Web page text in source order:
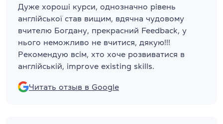
Дуже хороші курси, однозначно рівень
англійської став вищим, вдячна чудовому
вчителю Богдану, прекрасний Feedback, у
нього неможливо не вчитися, дякую!!!
Рекомендую всім, хто хоче розвиватися в
англійській, improve existing skills.
Читать отзыв в Google